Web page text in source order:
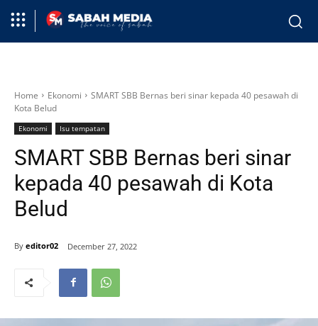
Home Ekonomi
SMART SBB Bernas beri sinar kepada 40 pesawah di
Kota Belud
Ekonomi Isu tempatan
SMART SBB Bernas beri sinar
kepada 40 pesawah di Kota
Belud
By editor02 December 27, 2022